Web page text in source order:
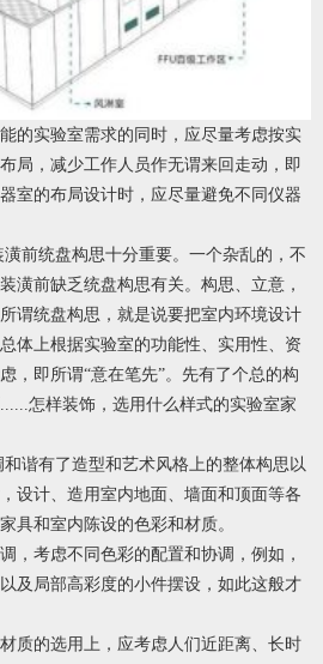
的实验室需求的同时，应尽量考虑按实
局，减少工作人员作无谓来回走动，即
室的布局设计时，应尽量避免不同仪器
潢前统盘构思十分重要。一个杂乱的，不
潢前缺乏统盘构思有关。构思、立意，
谓统盘构思，就是说要把室内环境设计
体上根据实验室的功能性、实用性、资
，即所谓“意在笔先”。先有了个总的构
怎样装饰，选用什么样式的实验室家
和谐有了造型和艺术风格上的整体构思以
设计、造用室内地面、墙面和顶面等各
具和室内陈设的色彩和材质。
，考虑不同色彩的配置和协调，例如，
及局部高彩度的小件摆设，如此这般才
质的选用上，应考虑人们近距离、长时